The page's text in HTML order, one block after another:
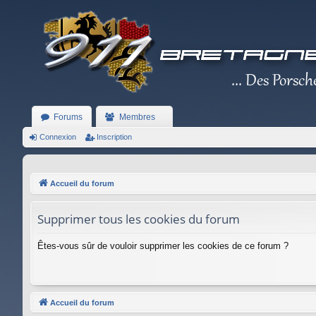
Forums Membres
Connexion Inscription
Accueil du forum
Supprimer tous les cookies du forum
Êtes-vous sûr de vouloir supprimer les cookies de ce forum ?
Accueil du forum